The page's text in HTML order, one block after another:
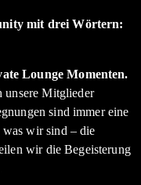
mit drei Wörtern:
Lounge Momenten.
unsere Mitglieder
sind immer eine
was wir sind – die
wir die Begeisterung